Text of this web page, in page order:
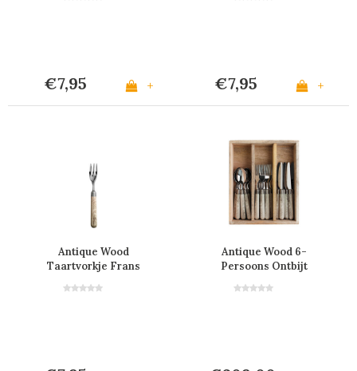
€7,95 + €7,95 +
Antique Wood
Taartvorkje Frans
Antique Wood 6-
Persoons Ontbijt